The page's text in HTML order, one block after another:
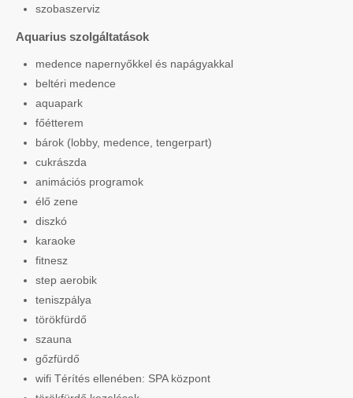
szobaszerviz
Aquarius szolgáltatások
medence napernyőkkel és napágyakkal
beltéri medence
aquapark
főétterem
bárok (lobby, medence, tengerpart)
cukrászda
animációs programok
élő zene
diszkó
karaoke
fitnesz
step aerobik
teniszpálya
törökfürdő
szauna
gőzfürdő
wifi Térítés ellenében: SPA központ